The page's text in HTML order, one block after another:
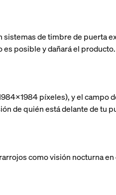
de timbre de puerta
es posible y dañará el producto.
píxeles), y el
de quién está delante de tu
como visión nocturna